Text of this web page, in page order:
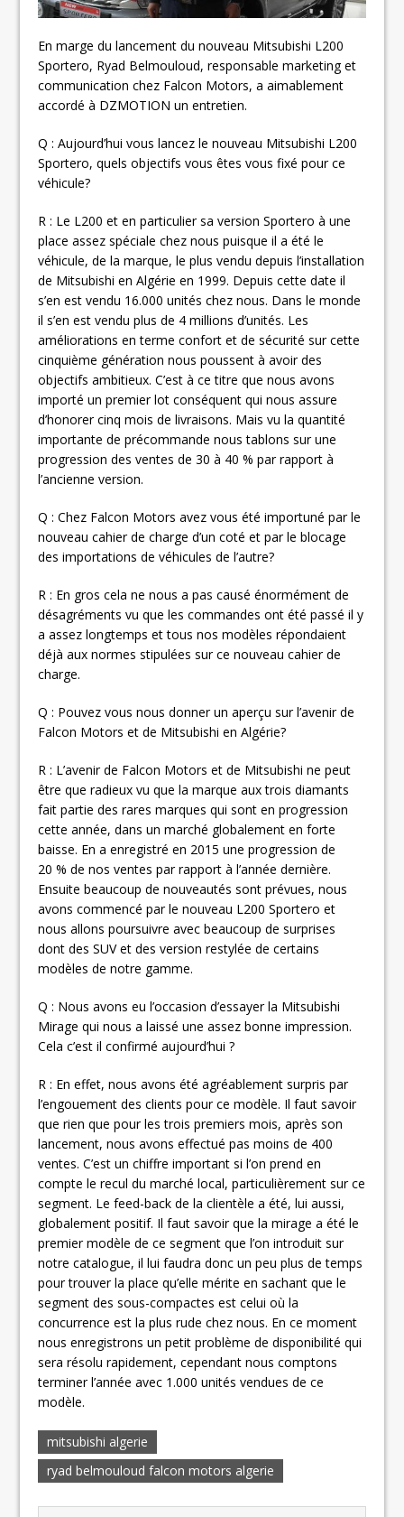
En marge du lancement du nouveau Mitsubishi L200
Sportero, Ryad Belmouloud, responsable marketing et
communication chez Falcon Motors, a aimablement
accordé à DZMOTION un entretien.
Q : Aujourd’hui vous lancez le nouveau Mitsubishi L200
Sportero, quels objectifs vous êtes vous fixé pour ce
véhicule?
R : Le L200 et en particulier sa version Sportero à une
place assez spéciale chez nous puisque il a été le
véhicule, de la marque, le plus vendu depuis l’installation
de Mitsubishi en Algérie en 1999. Depuis cette date il
s’en est vendu 16.000 unités chez nous. Dans le monde
il s’en est vendu plus de 4 millions d’unités. Les
améliorations en terme confort et de sécurité sur cette
cinquième génération nous poussent à avoir des
objectifs ambitieux. C’est à ce titre que nous avons
importé un premier lot conséquent qui nous assure
d’honorer cinq mois de livraisons. Mais vu la quantité
importante de précommande nous tablons sur une
progression des ventes de 30 à 40 % par rapport à
l’ancienne version.
Q : Chez Falcon Motors avez vous été importuné par le
nouveau cahier de charge d’un coté et par le blocage
des importations de véhicules de l’autre?
R : En gros cela ne nous a pas causé énormément de
désagréments vu que les commandes ont été passé il y
a assez longtemps et tous nos modèles répondaient
déjà aux normes stipulées sur ce nouveau cahier de
charge.
Q : Pouvez vous nous donner un aperçu sur l’avenir de
Falcon Motors et de Mitsubishi en Algérie?
R : L’avenir de Falcon Motors et de Mitsubishi ne peut
être que radieux vu que la marque aux trois diamants
fait partie des rares marques qui sont en progression
cette année, dans un marché globalement en forte
baisse. En a enregistré en 2015 une progression de
20 % de nos ventes par rapport à l’année dernière.
Ensuite beaucoup de nouveautés sont prévues, nous
avons commencé par le nouveau L200 Sportero et
nous allons poursuivre avec beaucoup de surprises
dont des SUV et des version restylée de certains
modèles de notre gamme.
Q : Nous avons eu l’occasion d’essayer la Mitsubishi
Mirage qui nous a laissé une assez bonne impression.
Cela c’est il confirmé aujourd’hui ?
R : En effet, nous avons été agréablement surpris par
l’engouement des clients pour ce modèle. Il faut savoir
que rien que pour les trois premiers mois, après son
lancement, nous avons effectué pas moins de 400
ventes. C’est un chiffre important si l’on prend en
compte le recul du marché local, particulièrement sur ce
segment. Le feed-back de la clientèle a été, lui aussi,
globalement positif. Il faut savoir que la mirage a été le
premier modèle de ce segment que l’on introduit sur
notre catalogue, il lui faudra donc un peu plus de temps
pour trouver la place qu’elle mérite en sachant que le
segment des sous-compactes est celui où la
concurrence est la plus rude chez nous. En ce moment
nous enregistrons un petit problème de disponibilité qui
sera résolu rapidement, cependant nous comptons
terminer l’année avec 1.000 unités vendues de ce
modèle.
mitsubishi algerie
ryad belmouloud falcon motors algerie